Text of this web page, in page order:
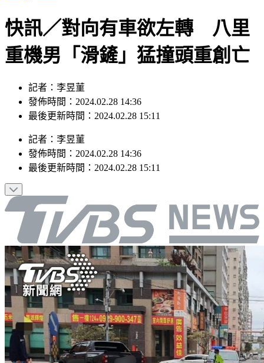
快訊／對向有車欲左轉 八里
重機男「滑鏟」猛撞頭重創亡
記者：李昱菫
發佈時間：2024.02.28 14:36
最後更新時間：2024.02.28 15:11
記者 ： 李昱菫
發佈時間： 2024.02.28 14:36
最後更新時間： 2024.02.28 15:11